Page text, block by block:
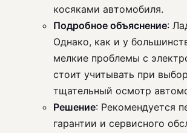
косяками автомобиля.
Подробное объяснение:
Однако, как и у
мелкие проблемы с
стоит учитывать при
тщательный осмотр
Решение: Рекомендуется
гарантии и сервисного